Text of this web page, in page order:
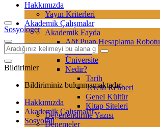
Hakkımızda
Yayın Kriterleri
Akademik Çalışmalar
Akademik Fayda
Aöf Puan Hesaplama Robotu
Sertifika
Üniversite
Nedir?
Tarih
Tercih Rehberi
Genel Kültür
Kitap Siteleri
Değerlendirme Yazısı
Denemeler
Sosyologer
Bildirimler
Bildiriminiz bulunmamaktadır.
Hakkımızda
Akademik Çalışmalar
Sosyoloji